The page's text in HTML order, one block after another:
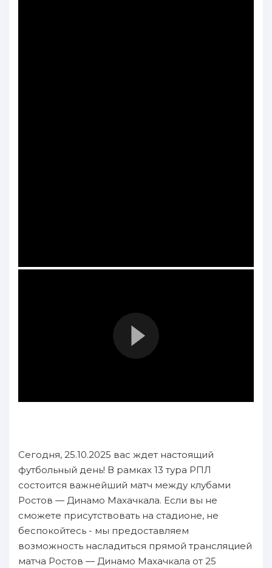
Сегодня, 25.10.2025 вас ждет настоящий
футбольный день! В рамках 13 тура РПЛ
состоится важнейший матч между клубами
Ростов — Динамо Махачкала. Если вы не
сможете присутствовать на стадионе, не
беспокойтесь - мы предоставляем
возможность насладиться прямой трансляцией
матча Ростов — Динамо Махачкала от 25